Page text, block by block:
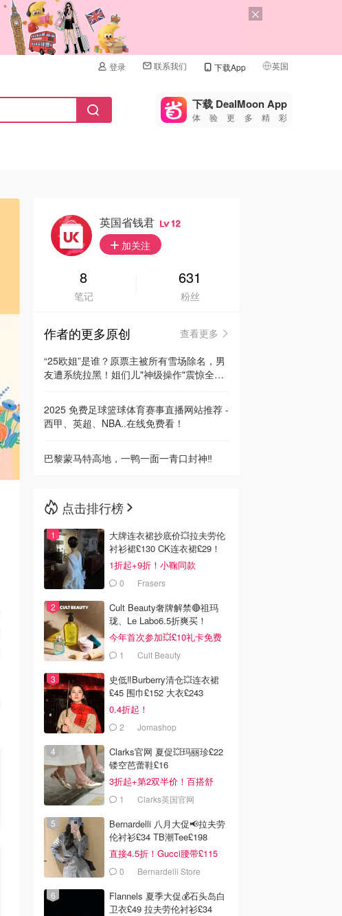
登录 联系我们 下载App 英国
🇺🇸
🇨🇳 中国
🇦🇺
🇳🇿新西兰
下载 DealMoon App
体验更多精彩
英国省钱君 12
加关注
8
笔记
631
粉丝
作者的更多原创
查看更多
“25欧姐”是谁？原票主被所有雪场除名，男
友遭系统拉黑！姐们儿"神级操作"震惊全
2025 免费足球篮球体育赛事直播网站推荐 -
西甲、英超、NBA..在线免费看！
巴黎蒙马特高地，一鸭一面一青口封神‼️
点击排行榜
大牌连衣裙抄底价💥拉夫劳伦
衬衫裙£130 CK连衣裙£29！
1折起+9折！小鞠同款
Ganni£88
0 Frasers
Cult Beauty奢牌解禁🔴祖玛
珑、Le Labo6.5折爽买！
今年首次参加💥£10礼卡免费
拿 1 Cult Beauty
史低‼️Burberry清仓💥连衣裙
£45 围巾£152 大衣£243
0.4折起！
2 Jomashop
Clarks官网 夏促💥玛丽珍£22
镂空芭蕾鞋£16
3折起+第2双半价！百搭舒
服！1 Clarks英国官网
Bernardelli 八月大促📢拉夫劳
伦衬衫£34 TB潮Tee£198
直接4.5折！Gucci腰带£115
0 Bernardelli Store
Flannels 夏季大促💰石头岛白
卫衣£49 拉夫劳伦衬衫£34